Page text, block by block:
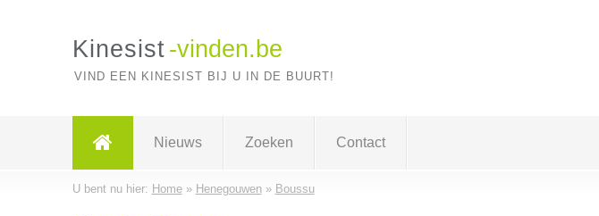
Kinesist -vinden.be
VIND EEN KINESIST BIJ U IN DE BUURT!
Nieuws Zoeken Contact
U bent nu hier: Home» Henegouwen» Boussu